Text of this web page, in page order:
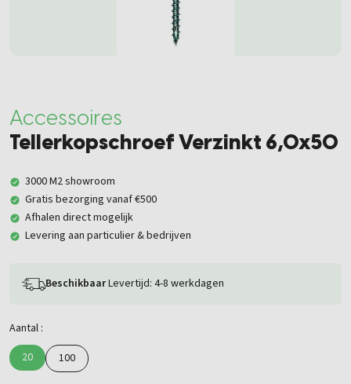
Accessoires
Tellerkopschroef Verzinkt 6,0x50
3000 M2 showroom
Gratis bezorging vanaf €500
Afhalen direct mogelijk
Levering aan particulier & bedrijven
BeschikbaarLevertijd: 4-8 werkdagen
Aantal :
20
100